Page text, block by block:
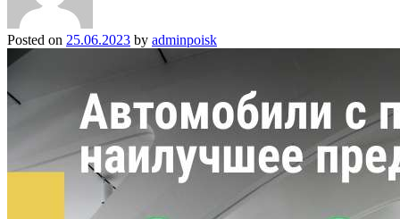
Posted on 25.06.2023 by adminpoisk